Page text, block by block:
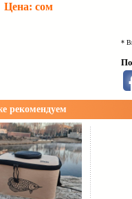
Цена: сом
*
рекомендуем